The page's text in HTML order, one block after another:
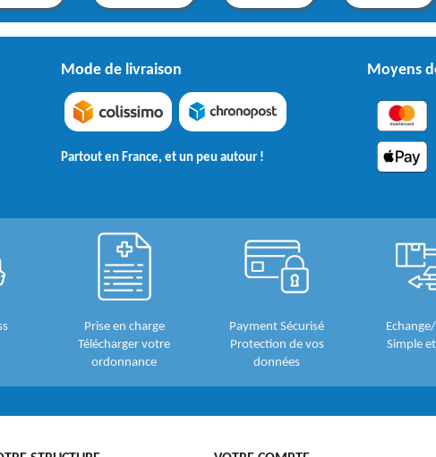
Mode de livraison
Partout en France, et un peu autour !
Moyens
Prise en charge
Télécharger votre
ordonnance
Payment Sécurisé
Protection de vos
données
Simple